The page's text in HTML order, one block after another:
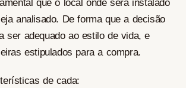
que o local onde será instalado
analisado. De forma que a decisão
ser adequado ao estilo de vida, e
estipulados para a compra.
de cada: